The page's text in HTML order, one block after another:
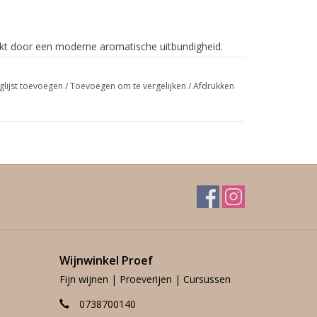
door een moderne aromatische uitbundigheid.
zal een paar jaar flesrijping alleen maar
toevoegen /Toevoegen om te vergelijken /Afdrukken
Wijnwinkel Proef
Fijn wijnen | Proeverijen | Cursussen
0738700140